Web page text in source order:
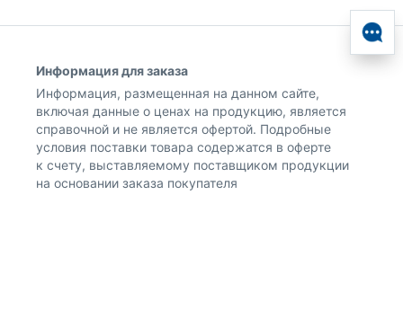
Информация для заказа
Информация, размещенная на данном сайте,
включая данные о ценах на продукцию, является
справочной и не является офертой. Подробные
условия поставки товара содержатся в оферте
к счету, выставляемому поставщиком продукции
на основании заказа покупателя